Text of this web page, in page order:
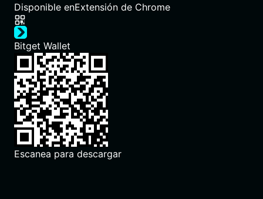
Disponible enExtensión de Chrome
Bitget Wallet
Escanea para descargar